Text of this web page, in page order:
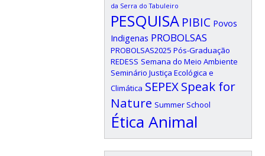
da Serra do Tabuleiro
PESQUISA PIBIC Povos
Indigenas PROBOLSAS
PROBOLSAS2025 Pós-Graduação
REDESS Semana do Meio Ambiente
Seminário Justiça Ecológica e
Climática SEPEXSpeak for
Nature Summer School
Ética Animal